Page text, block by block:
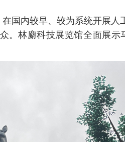
国内较早、较为系统开展人
。 林麝科技展览馆全面展示